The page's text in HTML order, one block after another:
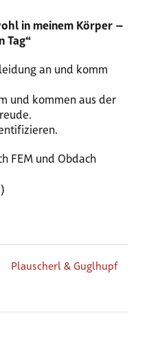
in meinem Körper –
Tag“
an und komm
und kommen aus der
FEM und Obdach
Plauscherl & Guglhupf